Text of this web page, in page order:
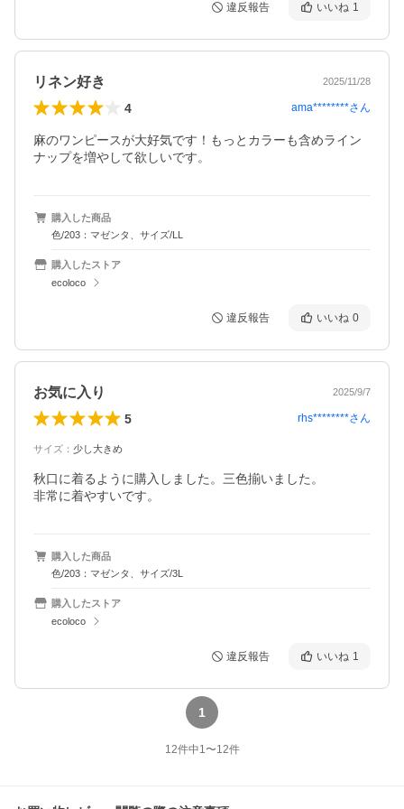
違反報告 いいね 1
リネン好き 2025/11/28
4 ama********さん
麻のワンピースが大好気です！もっとカラーも含めライン
購入した商品
色/203：マゼンタ、サイズ/LL
購入したストア
ecoloco
違反報告 いいね 0
お気に入り 2025/9/7
5 rhs********さん
サイズ ： 少し大きめ
秋口に着るように購入しました。三色揃いました。
非常に着やすいです。
購入した商品
色/203：マゼンタ、サイズ/3L
購入したストア
ecoloco
違反報告 いいね 1
1
12件中1〜12件